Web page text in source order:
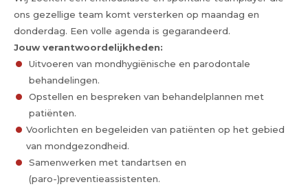
ons gezellige team komt versterken op maandag en
donderdag. Een volle agenda is gegarandeerd.
Jouw verantwoordelijkheden:
Uitvoeren van mondhygiënische en parodontale
behandelingen.
Opstellen en bespreken van behandelplannen met
patiënten.
Voorlichten en begeleiden van patiënten op het gebied
van mondgezondheid.
Samenwerken met tandartsen en
(paro-)preventieassistenten.